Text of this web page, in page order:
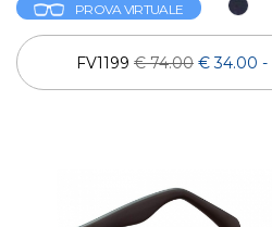
PROVA VIRTUALE
FV1199 € 74.00 € 34.00 -